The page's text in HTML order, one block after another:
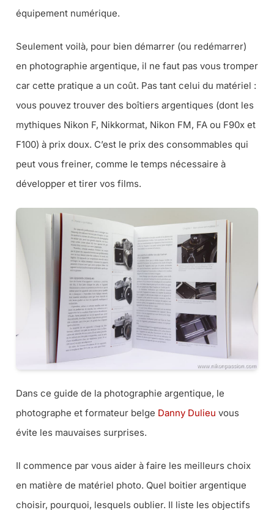
équipement numérique.
Seulement voilà, pour bien démarrer (ou redémarrer)
en photographie argentique, il ne faut pas vous tromper
car cette pratique a un coût. Pas tant celui du matériel :
vous pouvez trouver des boîtiers argentiques (dont les
mythiques Nikon F, Nikkormat, Nikon FM, FA ou F90x et
F100) à prix doux. C’est le prix des consommables qui
peut vous freiner, comme le temps nécessaire à
développer et tirer vos films.
Dans ce guide de la photographie argentique, le
photographe et formateur belge Danny Dulieu vous
évite les mauvaises surprises.
Il commence par vous aider à faire les meilleurs choix
en matière de matériel photo. Quel boitier argentique
choisir, pourquoi, lesquels oublier. Il liste les objectifs